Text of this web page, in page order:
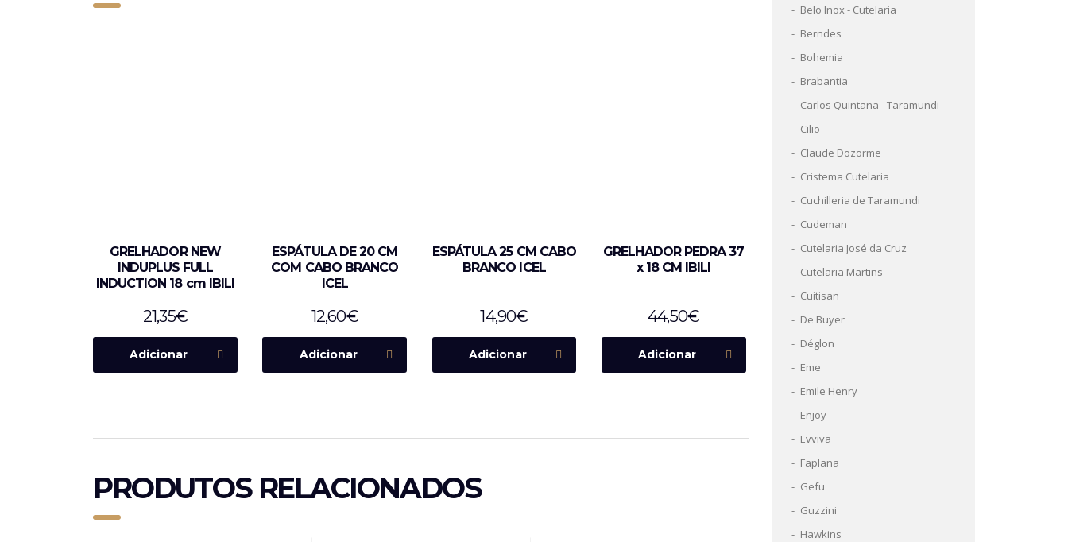
GRELHADOR NEW
INDUPLUS FULL
INDUCTION 18 cm IBILI
21,35€
Adicionar
ESPÁTULA DE 20 CM
COM CABO BRANCO
ICEL
12,60€
Adicionar
ESPÁTULA 25 CM CABO
BRANCO ICEL
14,90€
Adicionar
GRELHADOR PEDRA 37
x 18 CM IBILI
44,50€
Adicionar
PRODUTOS RELACIONADOS
Belo Inox - Cutelaria
Berndes
Bohemia
Brabantia
Carlos Quintana - Taramundi
Cilio
Claude Dozorme
Cristema Cutelaria
Cuchilleria de Taramundi
Cudeman
Cutelaria José da Cruz
Cutelaria Martins
Cuitisan
De Buyer
Déglon
Eme
Emile Henry
Enjoy
Evviva
Faplana
Gefu
Guzzini
Hawkins